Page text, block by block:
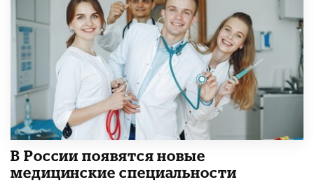
В России появятся новые
медицинские специальности